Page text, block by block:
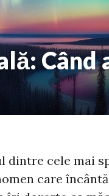
Când
dintre cele mai
care